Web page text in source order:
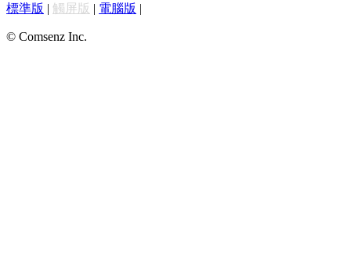
標準版 | 觸屏版 | 電腦版 |
© Comsenz Inc.